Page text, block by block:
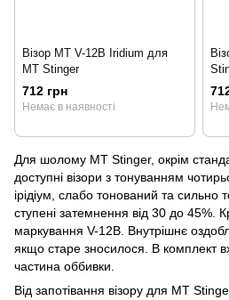
Візор MT V-12B Iridium для
MT Stinger
712 грн
Немає в наявності
Для шолому МТ Stinger, окрім
доступні візори з тонуванням
ірідіум, слабо тонований та сильно
ступені затемнення від 30 до 45%.
маркування V-12В. Внутрішнє
якщо старе зносилося. В комплект
частина оббивки.
Від запотівання візору для MT